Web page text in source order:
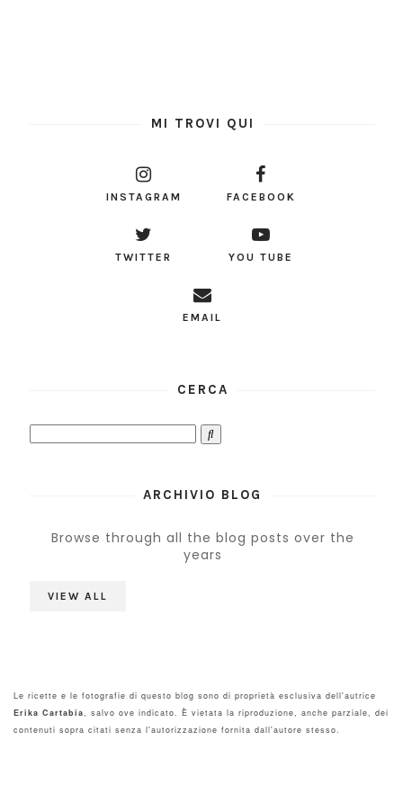
MI TROVI QUI
INSTAGRAM FACEBOOK
TWITTER YOU TUBE
EMAIL
CERCA
ARCHIVIO BLOG
Browse through all the blog posts over the
years
VIEW ALL
Le ricette e le fotografie di questo blog sono di proprietà esclusiva dell'autrice
Erika Cartabia, salvo ove indicato. È vietata la riproduzione, anche parziale, dei
contenuti sopra citati senza l'autorizzazione fornita dall'autore stesso.